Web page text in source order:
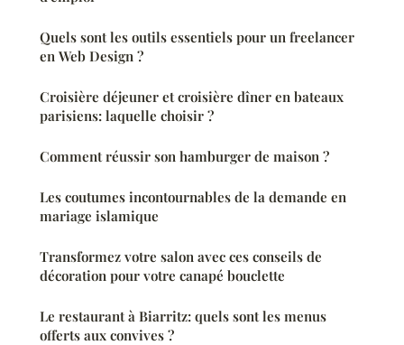
Quels sont les outils essentiels pour un freelancer
en Web Design ?
Croisière déjeuner et croisière dîner en bateaux
parisiens: laquelle choisir ?
Comment réussir son hamburger de maison ?
Les coutumes incontournables de la demande en
mariage islamique
Transformez votre salon avec ces conseils de
décoration pour votre canapé bouclette
Le restaurant à Biarritz: quels sont les menus
offerts aux convives ?